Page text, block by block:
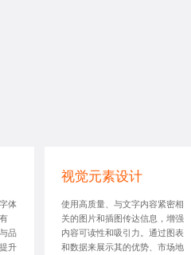
体
品
升
视觉元素设计
使用高质量、与文字内容紧密相
关的图片和插图传达信息，增强
内容可读性和吸引力。通过图表
和数据来展示其的优势、市场地